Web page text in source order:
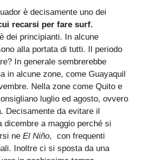
è decisamente uno dei
recarsi per fare surf.
dei principianti. In alcune
alla portata di tutti. Il periodo
In generale sembrerebbe
in alcune zone, come Guayaquil
Nella zone come Quito e
luglio ed agosto, ovvero
Decisamente da evitare il
dicembre a maggio perché si
ne El Niño, con frequenti
Inoltre ci si sposta da una